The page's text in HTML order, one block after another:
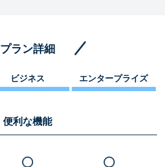
プラン詳細
ビジネス エンタープライズ
便利な機能